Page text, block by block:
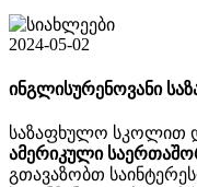
2024-05-02
ინგლისურენოვანი
საზაფხულო სკოლით
ამერიკული
გთავაზობთ